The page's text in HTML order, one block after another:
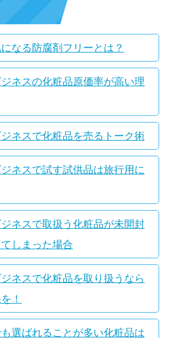
なる防腐剤フリーとは？
ネスの化粧品原価率が高い理
ネスで化粧品を売るトーク術
ネスで試す試供品は旅行用に
ネスで取扱う化粧品が未開封
しまった場合
ネスで化粧品を取り扱うなら
！
選ばれることが多い化粧品は